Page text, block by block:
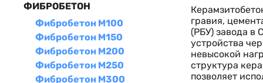
ФИБРОБЕТОН
Фибробетон М100
Фибробетон М150
Фибробетон М200
Фибробетон М250
Фибробетон М300
гравия,
(РБУ) завода в
устройства
невысокой
структура
позволяет